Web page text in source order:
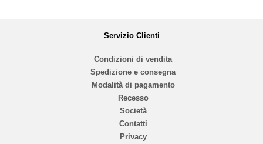
Servizio Clienti
Condizioni di vendita
Spedizione e consegna
Modalità di pagamento
Recesso
Società
Contatti
Privacy